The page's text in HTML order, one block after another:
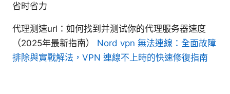
省时省力
代理测速url：如何找到并测试你的代理服务器速度
（2025年最新指南） Nord vpn 無法連線：全面故障
排除與實戰解法，VPN 連線不上時的快速修復指南